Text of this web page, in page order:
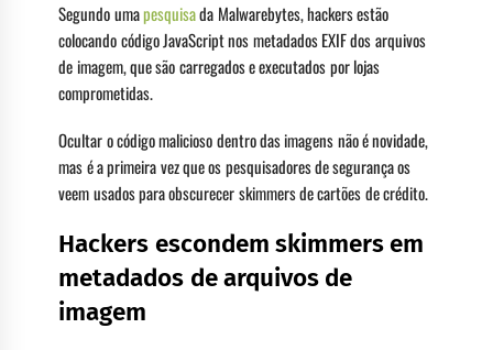
Segundo umapesquisada Malwarebytes, hackers estão
colocando código JavaScript nos metadados EXIF dos arquivos
de imagem, que são carregados e executados por lojas
comprometidas.
Ocultar o código malicioso dentro das imagens não é novidade,
mas é a primeira vez que os pesquisadores de segurança os
veem usados para obscurecer skimmers de cartões de crédito.
Hackers escondem skimmers em
metadados de arquivos de
imagem